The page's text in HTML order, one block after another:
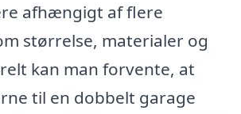
afhængigt af flere
størrelse, materialer og
kan man forvente, at
til en dobbelt garage